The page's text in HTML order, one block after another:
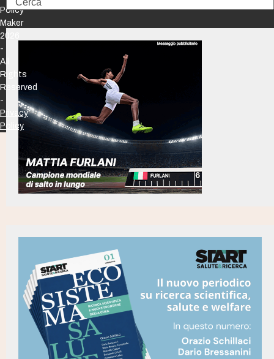
Policy
Maker
2026
-
All
Rights
Reserved
-
Privacy
Policy